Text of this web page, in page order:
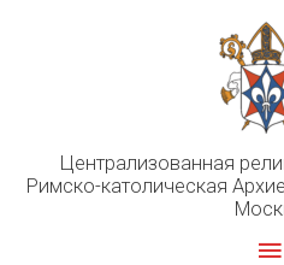
Централизованная
Римско-католическая